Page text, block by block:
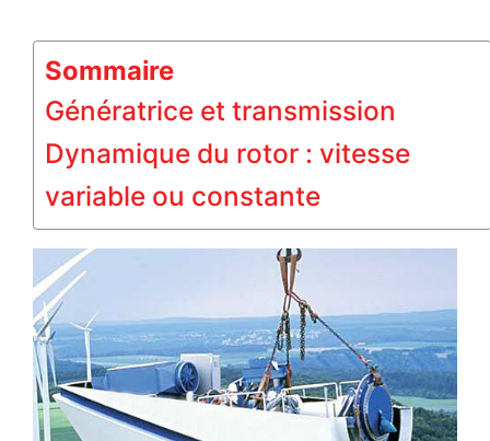
Sommaire
Génératrice et transmission
Dynamique du rotor : vitesse
variable ou constante